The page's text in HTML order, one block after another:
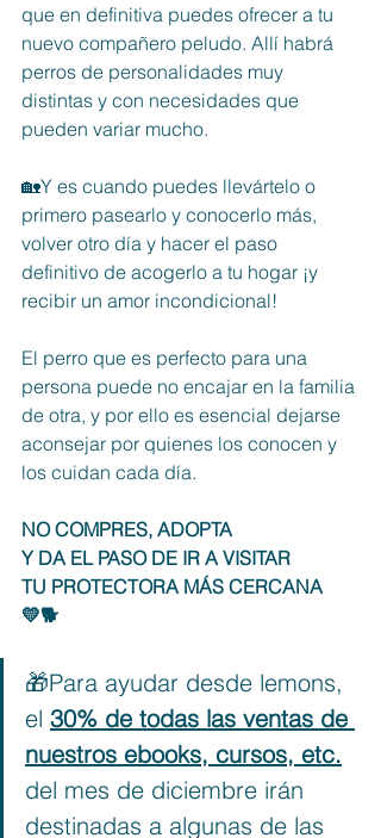
que en definitiva puedes ofrecer a tu
nuevo compañero peludo. Allí habrá
perros de personalidades muy
distintas y con necesidades que
pueden variar mucho.
🏡Y es cuando puedes llevártelo o
primero pasearlo y conocerlo más,
volver otro día y hacer el paso
definitivo de acogerlo a tu hogar ¡y
recibir un amor incondicional!
El perro que es perfecto para una
persona puede no encajar en la familia
de otra, y por ello es esencial dejarse
aconsejar por quienes los conocen y
los cuidan cada día.
NO COMPRES, ADOPTA
Y DA EL PASO DE IR A VISITAR
TU PROTECTORA MÁS CERCANA
💛🐕
🎁Para ayudar desde lemons,
el 30% de todas las ventas de
nuestros ebooks, cursos, etc.
del mes de diciembre irán
destinadas a algunas de las